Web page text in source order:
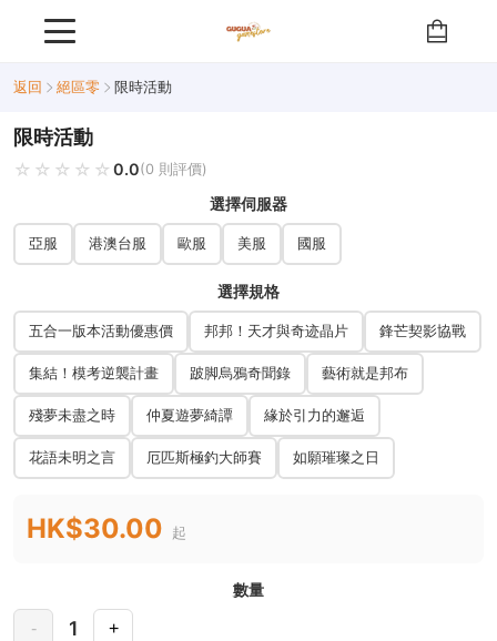
返回 絕區零 限時活動
限時活動
☆☆☆☆☆
★★★★★ 0.0(0 則評價)
選擇伺服器
亞服 港澳台服 歐服 美服 國服
選擇規格
五合一版本活動優惠價 邦邦！天才與奇迹晶片 鋒芒契影協戰
集結！模考逆襲計畫 跛脚烏鴉奇聞錄 藝術就是邦布
殘夢未盡之時 仲夏遊夢綺譚 緣於引力的邂逅
花語未明之言 厄匹斯極釣大師賽 如願璀璨之日
HK$30.00 起
數量
- 1 +